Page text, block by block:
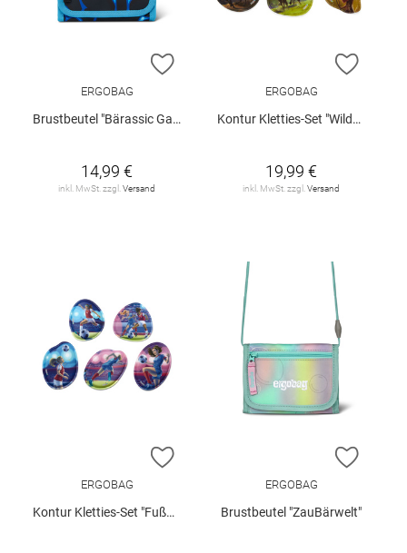
ZUR WUNSCHLISTE HINZUFÜGEN
ERGOBAG
Brustbeutel "Bärassic Garden"
14,99 €
inkl. MwSt. zzgl. Versand
ZUR
ERGOBAG
Kontur Kletties-Set "Wilde Pferdefreunde"
19,99 €
inkl. MwSt. zzgl. Versand
ZUR WUNSCHLISTE HINZUFÜGEN
ERGOBAG
Kontur Kletties-Set "Fußballkönigin"
ZUR
ERGOBAG
Brustbeutel "ZauBärwelt"